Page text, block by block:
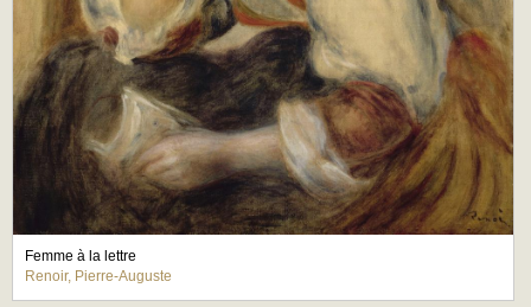
Femme à la lettre
Renoir, Pierre-Auguste